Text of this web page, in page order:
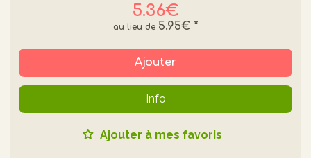
5.36€
5.95€ *
Ajouter
Info
Ajouter à mes favoris